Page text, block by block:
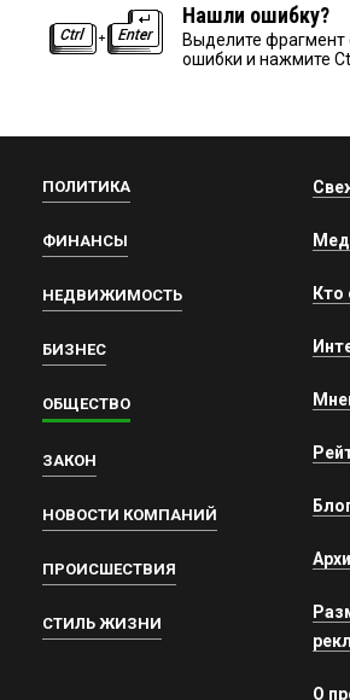
Нашли ошибку?
Выделите фрагмент
ошибки и нажмите
ПОЛИТИКА
ФИНАНСЫ
НЕДВИЖИМОСТЬ
БИЗНЕС
ОБЩЕСТВО
ЗАКОН
НОВОСТИ КОМПАНИЙ
ПРОИСШЕСТВИЯ
СТИЛЬ ЖИЗНИ
Кто
О